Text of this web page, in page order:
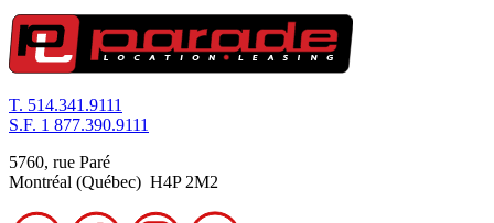
T. 514.341.9111
S.F. 1 877.390.9111
5760, rue Paré
Montréal (Québec) H4P 2M2